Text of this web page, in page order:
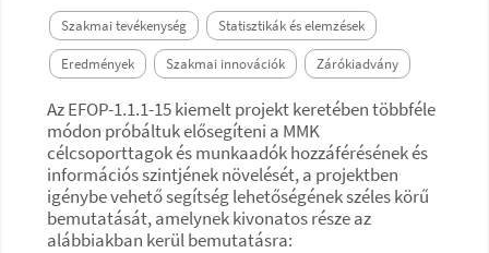
Szakmai tevékenység Statisztikák és elemzések
Eredmények Szakmai innovációk Zárókiadvány
Az EFOP-1.1.1-15 kiemelt projekt keretében többféle
módon próbáltuk elősegíteni a MMK
célcsoporttagok és munkaadók hozzáférésének és
információs szintjének növelését, a projektben
igénybe vehető segítség lehetőségének széles körű
bemutatását, amelynek kivonatos része az
alábbiakban kerül bemutatásra: